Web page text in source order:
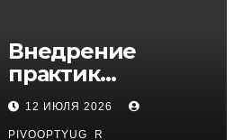
Внедрение
практик
управляемого
DevOps в
12 ИЮЛЯ 2026
PIVOOPTYUG_R